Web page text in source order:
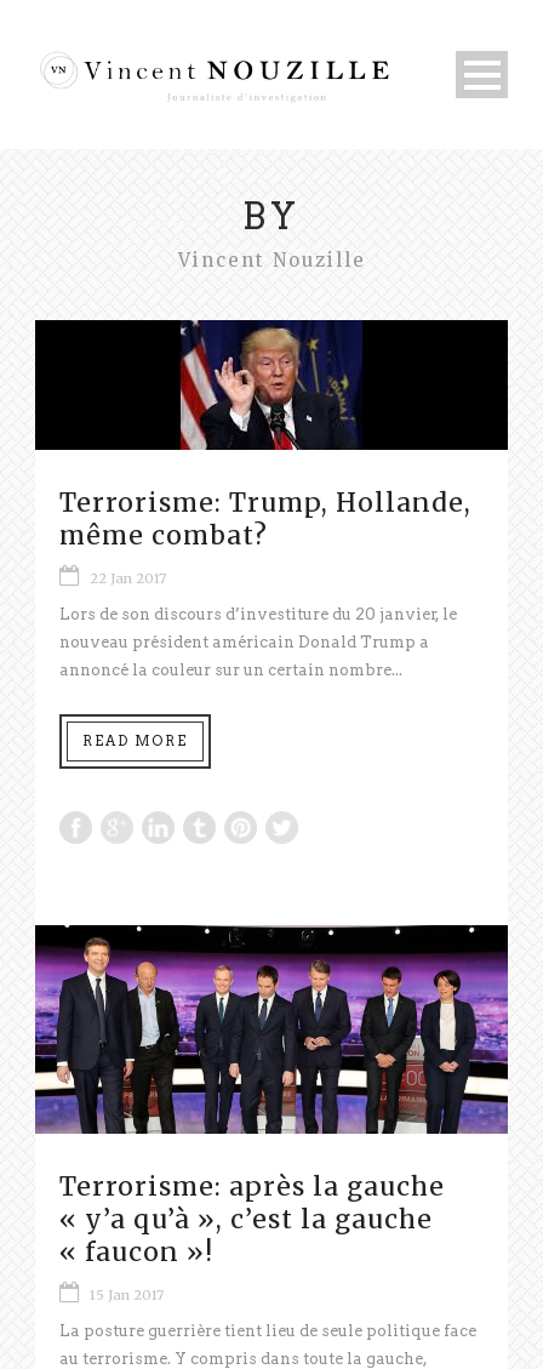
BY
Vincent Nouzille
Terrorisme: Trump, Hollande,
même combat?
22 Jan 2017
Lors de son discours d’investiture du 20 janvier, le
nouveau président américain Donald Trump a
annoncé la couleur sur un certain nombre...
READ MORE
Terrorisme: après la gauche
« y’a qu’à », c’est la gauche
« faucon »!
15 Jan 2017
La posture guerrière tient lieu de seule politique face
au terrorisme. Y compris dans toute la gauche,